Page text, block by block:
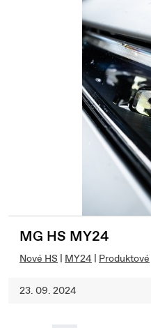
MG HS MY24
Nové HS | MY24 | Produktové
23. 09. 2024